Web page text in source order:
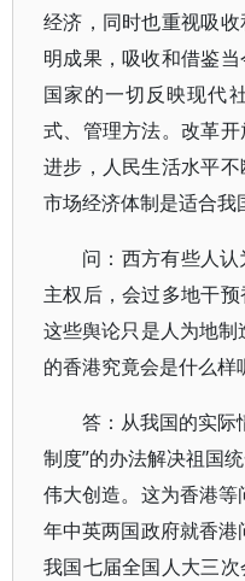
经济，同时也重视吸
明成果，吸收和借鉴
国家的一切反映现代
式、管理方法。改革
进步，人民生活水平
市场经济体制是适合我
问：西方有些人
主权后，会过多地干
这些舆论只是人为地
的香港究竟会是什么样
答：从我国的实际
制度”的办法解决祖国
伟大创造。这为香港
年中英两国政府就香
我国七届全国人大三